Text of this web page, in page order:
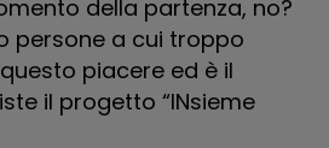
della partenza, no?
persone a cui troppo
piacere ed è il
il progetto “INsieme